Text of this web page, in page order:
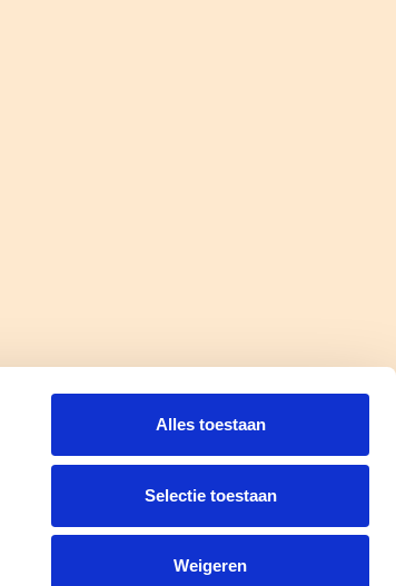
Alles toestaan
Selectie toestaan
Weigeren
verrekenen deel 1
Op dinsdag 8 september om